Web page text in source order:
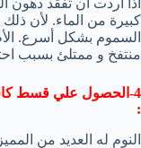
اذا اردت أن تفقد دهون
كبيرة من الماء. لأن
السموم بشكل أسرع.
منتفخ و ممتلئ بسبب
4-الحصول علي قسط
:
النوم له العديد من